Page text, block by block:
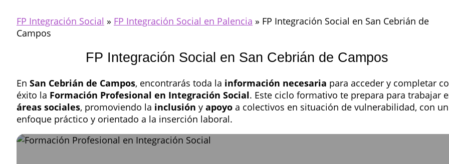
FP Integración Social » FP Integración Social en Palencia » FP Integración Social en San Cebrián de
Campos
FP Integración Social en San Cebrián de Campos
En San Cebrián de Campos, encontrarás toda la información necesaria para acceder y completar
éxito la Formación Profesional en Integración Social. Este ciclo formativo te prepara para trabajar
áreas sociales, promoviendo la inclusión y apoyo a colectivos en situación de vulnerabilidad, con un
enfoque práctico y orientado a la inserción laboral.